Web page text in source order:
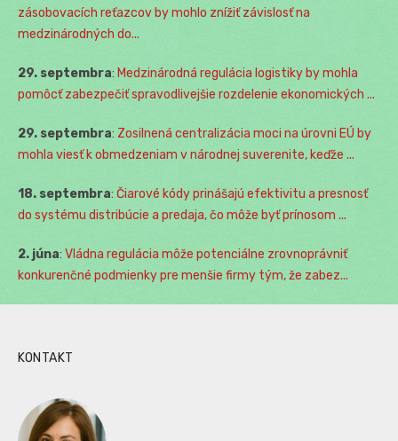
zásobovacích reťazcov by mohlo znížiť závislosť na
medzinárodných do...
29. septembra: Medzinárodná regulácia logistiky by mohla
pomôcť zabezpečiť spravodlivejšie rozdelenie ekonomických ...
29. septembra: Zosilnená centralizácia moci na úrovni EÚ by
mohla viesť k obmedzeniam v národnej suverenite, keďže ...
18. septembra: Čiarové kódy prinášajú efektivitu a presnosť
do systému distribúcie a predaja, čo môže byť prínosom ...
2. júna: Vládna regulácia môže potenciálne zrovnoprávniť
konkurenčné podmienky pre menšie firmy tým, že zabez...
KONTAKT